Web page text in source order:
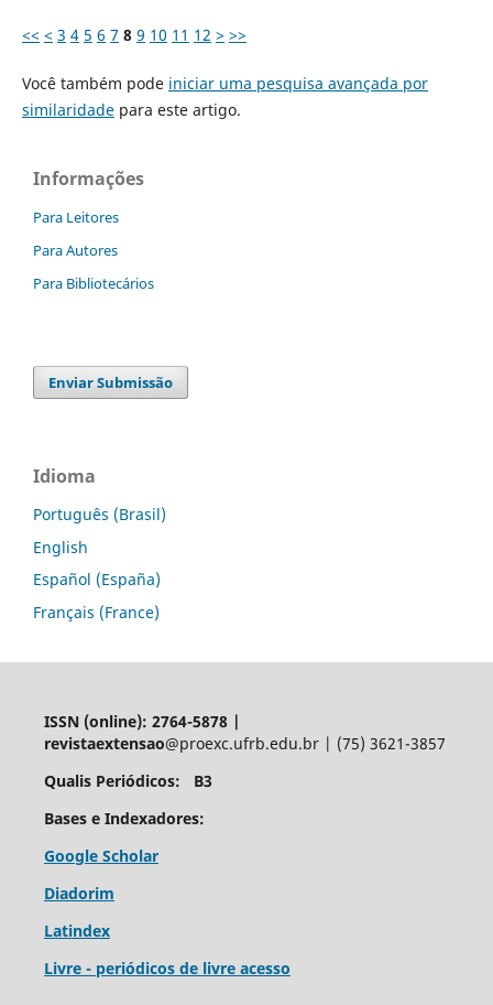
<< < 3 4 5 6 7 8 9 10 11 12 > >>
Você também pode iniciar uma pesquisa avançada por
similaridadepara este artigo.
Informações
Para Leitores
Para Autores
Para Bibliotecários
Enviar Submissão
Idioma
Português (Brasil)
English
Español (España)
Français (France)
ISSN (online): 2764-5878 |
revistaextensao@proexc.ufrb.edu.br | (75) 3621-3857
Qualis Periódicos: B3
Bases e Indexadores:
Google Scholar
Diadorim
Latindex
Livre - periódicos de livre acesso